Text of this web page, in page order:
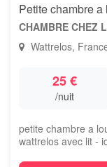
Petite chambre a
CHAMBRE CHEZ
Wattrelos,
25 €
/nuit
petite chambre a
wattrelos avec lit -